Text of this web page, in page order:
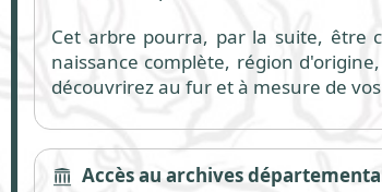
Cet arbre pourra, par la suite, être
naissance complète, région
découvrirez au fur et à mesure de
Accès au archives